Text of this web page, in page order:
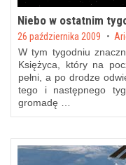
Niebo w ostatnim
Posted on
26 października 2009 by
W tym tygodniu
Księżyca, który na
pełni, a po drodze
tego i następnego
gromadę …